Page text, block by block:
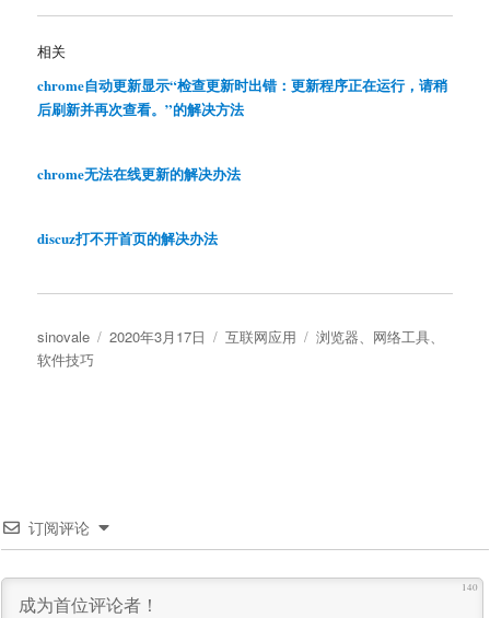
相关
chrome自动更新显示“检查更新时出错：更新程序正在运行，请稍
后刷新并再次查看。”的解决方法
chrome无法在线更新的解决办法
discuz打不开首页的解决办法
作
者
sinovale
发
2020年3月17日
分
互联网应用
标
浏览器、 网络工具、
软件技巧
订阅评论
140